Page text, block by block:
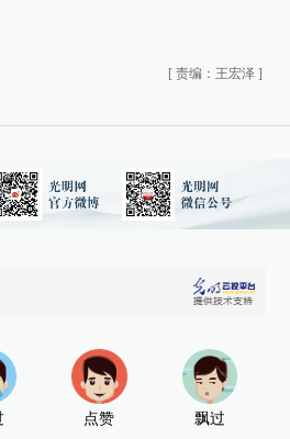
[ 责编：王宏泽 ]
点赞 飘过